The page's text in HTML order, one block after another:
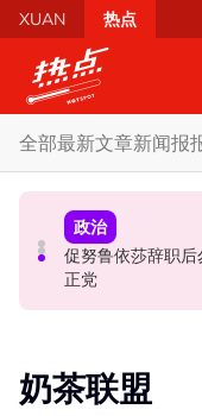
Skip to main content
XUAN 热点
全部最新文章新闻报
国际
政治
政治
促努鲁依莎辞职后勿重返政坛 罗诗
正党
奶茶联盟